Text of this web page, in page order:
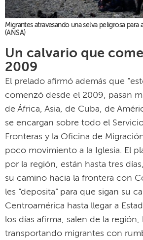
Migrantes atravesando una selva peligrosa para
(ANSA)
Un calvario que
2009
El prelado afirmó además que
comenzó desde el 2009, pasan
de África, Asia, de Cuba, de
se encargan sobre todo el
Fronteras y la Oficina de
poco movimiento a la Iglesia. El
por la región, están hasta tres
su camino hacia la frontera con
les “deposita” para que sigan su
Centroamérica hasta llegar a
los días afirma, salen de la región,
transportando migrantes con